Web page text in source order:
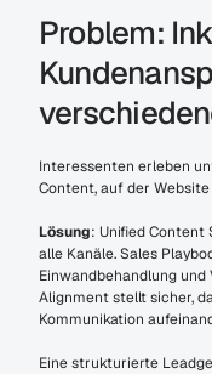
Problem:
Interessenten erleben
Content, auf der
Lösung: Unified
alle Kanäle. Sales
Einwandbehandlung
Alignment stellt sicher,
Kommunikation
Eine strukturierte